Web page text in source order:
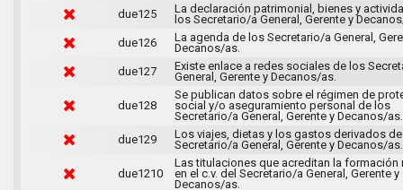
due125
La declaración patrimonial, bienes y
los Secretario/a General, Gerente y
due126
La agenda de los Secretario/a General,
Decanos/as.
due127
Existe enlace a redes sociales de los
General, Gerente y Decanos/as.
due128
Se publican datos sobre el régimen de
social y/o aseguramiento personal de los
Secretario/a General, Gerente y Decanos/as.
due129
Los viajes, dietas y los gastos derivados
Secretario/a General, Gerente y Decanos/as.
due1210
Las titulaciones que acreditan la formación
en el c.v. del Secretario/a General, Gerente y
Decanos/as.